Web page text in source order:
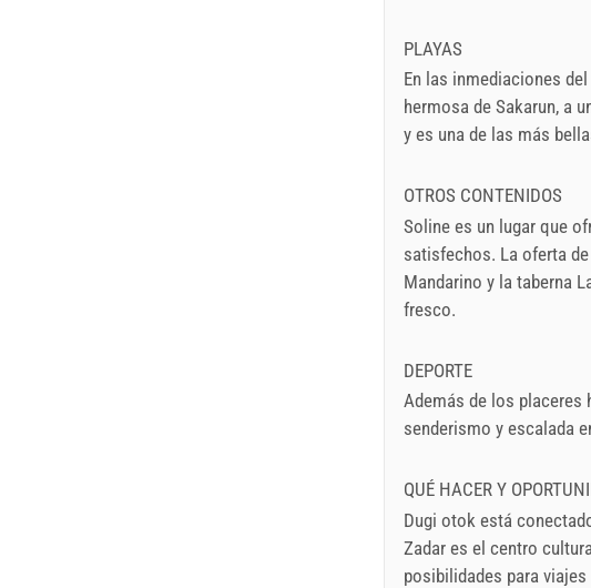
PLAYAS
En las inmediaciones
hermosa de Sakarun, a
y es una de las más
OTROS CONTENIDOS
Soline es un lugar que
satisfechos. La oferta
Mandarino y la taberna
fresco.
DEPORTE
Además de los placeres
senderismo y escalada
QUÉ HACER Y
Dugi otok está
Zadar es el centro
posibilidades para